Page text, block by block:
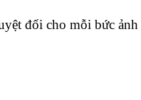
đối cho mỗi bức ảnh